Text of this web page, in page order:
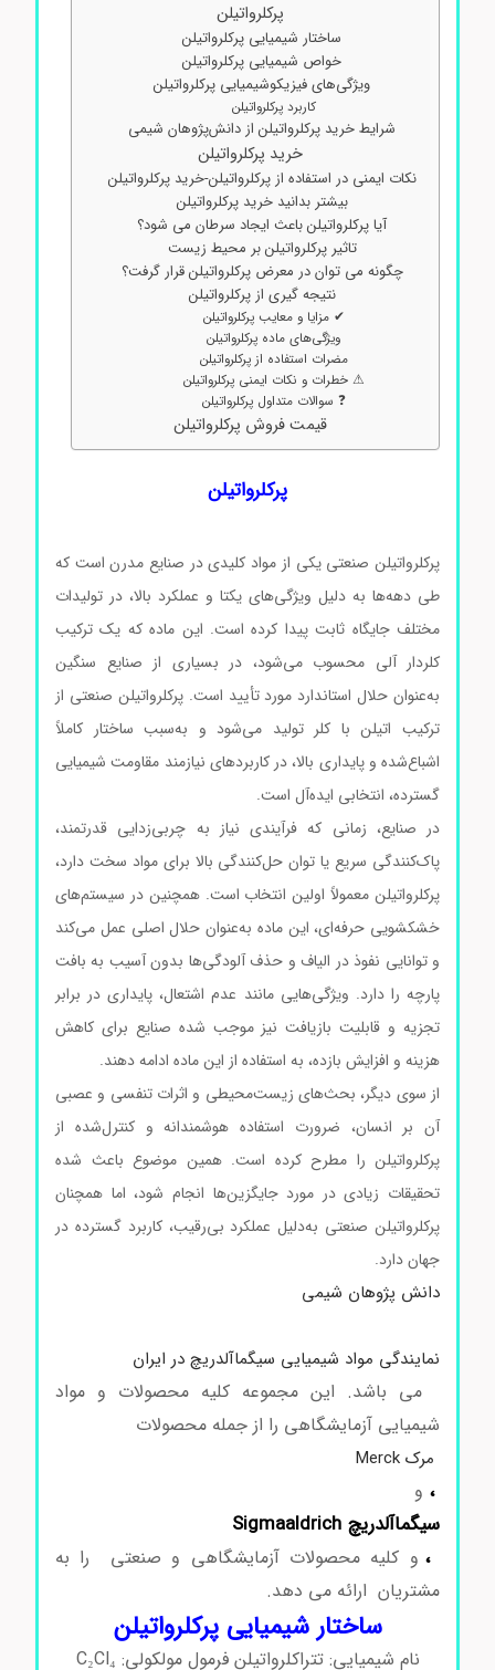
پرکلرواتیلن
ساختار شیمیایی پرکلرواتیلن
خواص شیمیایی پرکلرواتیلن
ویژگی‌های فیزیکوشیمیایی پرکلرواتیلن
کاربرد پرکلرواتیلن
شرایط خرید پرکلرواتیلن از دانش‌پژوهان شیمی
خرید پرکلرواتیلن
نکات ایمنی در استفاده از پرکلرواتیلن-خرید پرکلرواتیلن
بیشتر بدانید خرید پرکلرواتیلن
آیا پرکلرواتیلن باعث ایجاد سرطان می شود؟
تاثیر پرکلرواتیلن بر محیط زیست
چگونه می توان در معرض پرکلرواتیلن قرار گرفت؟
نتیجه گیری از پرکلرواتیلن
✔ مزایا و معایب پرکلرواتیلن
ویژگی‌های ماده پرکلرواتیلن
مضرات استفاده از پرکلرواتیلن
⚠ خطرات و نکات ایمنی پرکلرواتیلن
❓ سوالات متداول پرکلرواتیلن
قیمت فروش پرکلرواتیلن
پرکلرواتیلن
پرکلرواتیلن صنعتی یکی از مواد کلیدی در صنایع مدرن است که
طی دهه‌ها به دلیل ویژگی‌های یکتا و عملکرد بالا، در تولیدات
مختلف جایگاه ثابت پیدا کرده است. این ماده که یک ترکیب
کلردار آلی محسوب می‌شود، در بسیاری از صنایع سنگین
به‌عنوان حلال استاندارد مورد تأیید است. پرکلرواتیلن صنعتی از
ترکیب اتیلن با کلر تولید می‌شود و به‌سبب ساختار کاملاً
اشباع‌شده و پایداری بالا، در کاربردهای نیازمند مقاومت شیمیایی
گسترده، انتخابی ایده‌آل است.
در صنایع، زمانی که فرآیندی نیاز به چربی‌زدایی قدرتمند،
پاک‌کنندگی سریع یا توان حل‌کنندگی بالا برای مواد سخت دارد،
پرکلرواتیلن معمولاً اولین انتخاب است. همچنین در سیستم‌های
خشکشویی حرفه‌ای، این ماده به‌عنوان حلال اصلی عمل می‌کند
و توانایی نفوذ در الیاف و حذف آلودگی‌ها بدون آسیب به بافت
پارچه را دارد. ویژگی‌هایی مانند عدم اشتعال، پایداری در برابر
تجزیه و قابلیت بازیافت نیز موجب شده صنایع برای کاهش
هزینه و افزایش بازده، به استفاده از این ماده ادامه دهند.
از سوی دیگر، بحث‌های زیست‌محیطی و اثرات تنفسی و عصبی
آن بر انسان، ضرورت استفاده هوشمندانه و کنترل‌شده از
پرکلرواتیلن را مطرح کرده است. همین موضوع باعث شده
تحقیقات زیادی در مورد جایگزین‌ها انجام شود، اما همچنان
پرکلرواتیلن صنعتی به‌دلیل عملکرد بی‌رقیب، کاربرد گسترده در
جهان دارد.
دانش پژوهان شیمی
نمایندگی مواد شیمیایی سیگماآلدریچ در ایران
می باشد. این مجموعه کلیه محصولات و مواد
شیمیایی آزمایشگاهی را از جمله محصولات
مرک Merck
سیگماآلدریچ Sigmaaldrich
و کلیه محصولات آزمایشگاهی و صنعتی را به
مشتریان ارائه می دهد.
ساختار شیمیایی پرکلرواتیلن
نام شیمیایی: تتراکلرواتیلن فرمول مولکولی: C₂Cl₄